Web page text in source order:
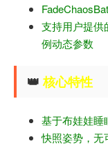
支持用户提供
例动态参数
👑核心特性
基于布娃娃睡
快照姿势，无